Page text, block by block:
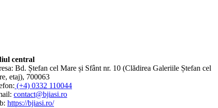
central
Bd. Ștefan cel Mare și Sfânt nr. 10 (Clădirea Galeriile Ștefan cel
etaj), 700063
(+4) 0332 110044
contact@bjiasi.ro
https://bjiasi.ro/